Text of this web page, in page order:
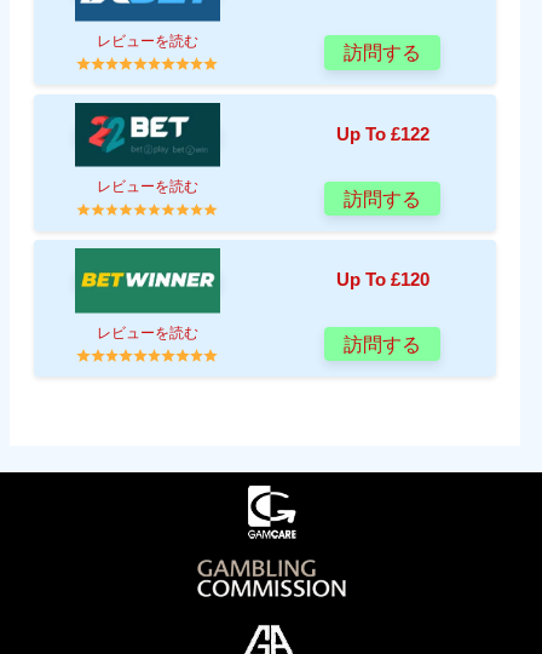
レビューを読む
訪問する
Up To £122
レビューを読む
訪問する
Up To £120
レビューを読む
訪問する